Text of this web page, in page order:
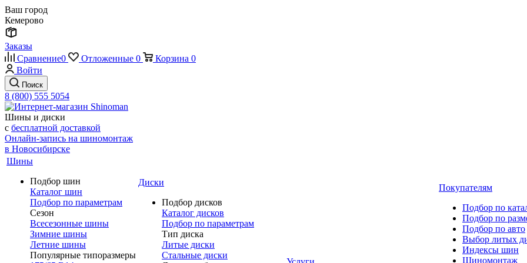
Ваш город
Кемерово
Заказы
Сравнение0 Отложенные 0 Корзина 0
Войти
Поиск
8 (800) 555 5054
Шины и диски
с бесплатной доставкой
Онлайн-запись на шиномонтаж
в Новосибирске
Шины
Подбор шин
Каталог шин
Подбор по параметрам
Сезон
Всесезонные шины
Зимние шины
Летние шины
Популярные типоразмеры
Диски
Подбор дисков
Каталог дисков
Подбор по параметрам
Тип диска
Литые диски
Стальные диски
Покупателям
Подбор по
Подбор по
Подбор по авто
Выбор литых
Индексы шин
Шиномонтаж